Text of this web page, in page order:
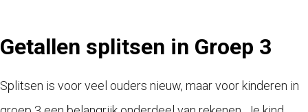
Getallen splitsen in Groep 3
Splitsen is voor veel ouders nieuw, maar voor kinderen in